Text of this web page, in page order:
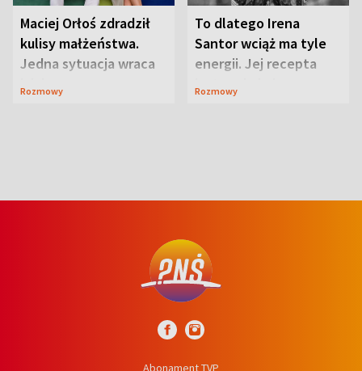
Maciej Orłoś zdradził
kulisy małżeństwa.
Jedna sytuacja wraca
jak bumerang
Rozmowy
To dlatego Irena
Santor wciąż ma tyle
energii. Jej recepta
jest zaskakująco
Rozmowy
Abonament TVP